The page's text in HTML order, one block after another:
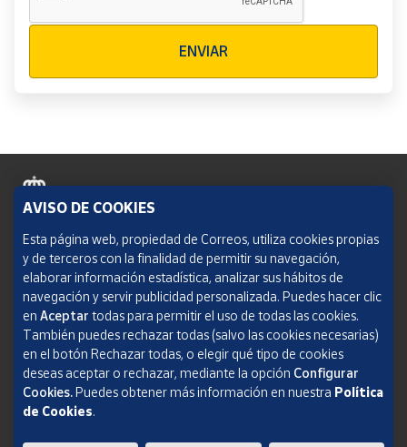
ENVIAR
Política de cookies
Aviso legal
Condiciones del servicio
Política de Privacidad Web
Informe de transparencia
SOCIEDAD ESTATAL CORREOS Y TELÉGRAFOS, S.A., S.M.E. Todos los derechos
AVISO DE COOKIES
Esta página web, propiedad de Correos, utiliza cookies propias
y de terceros con la finalidad de permitir su navegación,
elaborar información estadística, analizar sus hábitos de
navegación y servir publicidad personalizada. Puedes hacer clic
en Aceptar todas para permitir el uso de todas las cookies.
También puedes rechazar todas (salvo las cookies necesarias)
en el botón Rechazar todas, o elegir qué tipo de cookies
deseas aceptar o rechazar, mediante la opción Configurar
Cookies.Puedes obtener más información en nuestra Política
de Cookies.